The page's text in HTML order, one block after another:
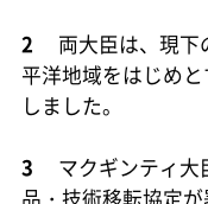
2 両大臣は、現
平洋地域をはじめ
しました。
3 マクギンティ大
品・技術移転協定